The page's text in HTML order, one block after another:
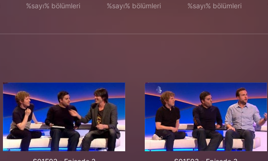
%sayı% bölümleri
%sayı% bölümleri
%sayı% bölümleri